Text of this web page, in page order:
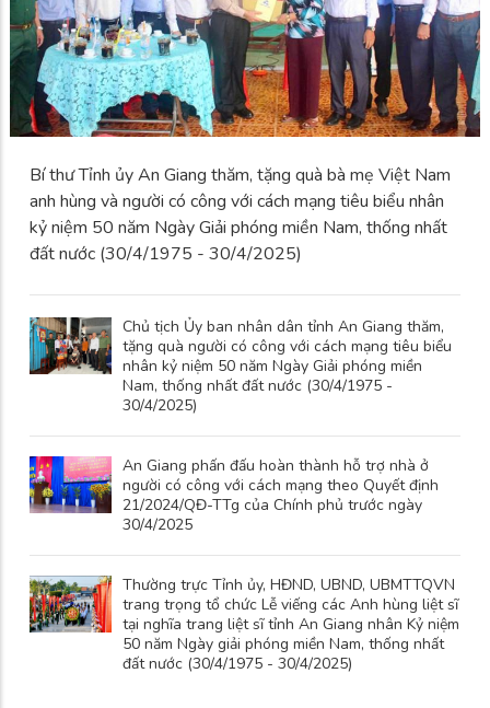
Bí thư Tỉnh ủy An Giang thăm, tặng quà bà mẹ Việt Nam
anh hùng và người có công với cách mạng tiêu biểu nhân
kỷ niệm 50 năm Ngày Giải phóng miền Nam, thống nhất
đất nước (30/4/1975 - 30/4/2025)
Chủ tịch Ủy ban nhân dân tỉnh An Giang thăm,
tặng quà người có công với cách mạng tiêu biểu
nhân kỷ niệm 50 năm Ngày Giải phóng miền
Nam, thống nhất đất nước (30/4/1975 -
30/4/2025)
An Giang phấn đấu hoàn thành hỗ trợ nhà ở
người có công với cách mạng theo Quyết định
21/2024/QĐ-TTg của Chính phủ trước ngày
30/4/2025
Thường trực Tỉnh ủy, HĐND, UBND, UBMTTQVN
trang trọng tổ chức Lễ viếng các Anh hùng liệt sĩ
tại nghĩa trang liệt sĩ tỉnh An Giang nhân Kỷ niệm
50 năm Ngày giải phóng miền Nam, thống nhất
đất nước (30/4/1975 - 30/4/2025)